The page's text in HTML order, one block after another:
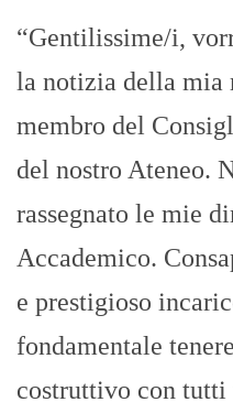
“Gentilissime/i,
la notizia della mia
membro del
del nostro Ateneo.
rassegnato le mie
Accademico.
e prestigioso
fondamentale
costruttivo con tutti